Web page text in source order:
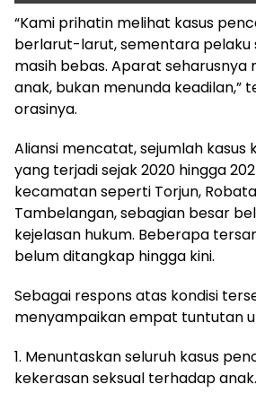
“Kami prihatin melihat kasus
berlarut-larut, sementara pelaku
masih bebas. Aparat seharusnya
anak, bukan menunda keadilan,”
orasinya.
Aliansi mencatat, sejumlah kasus
yang terjadi sejak 2020 hingga
kecamatan seperti Torjun,
Tambelangan, sebagian besar
kejelasan hukum. Beberapa
belum ditangkap hingga kini.
Sebagai respons atas kondisi
menyampaikan empat tuntutan
1. Menuntaskan seluruh kasus
kekerasan seksual terhadap anak.